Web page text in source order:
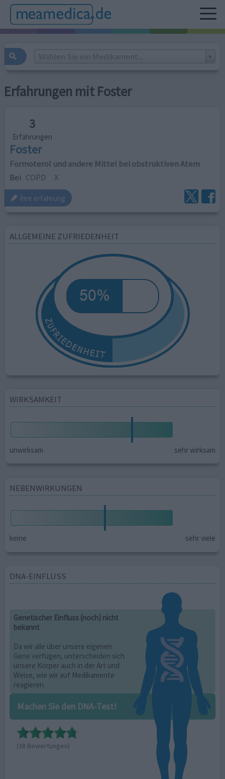
Wählen Sie ein Medikament...
Erfahrungen mit Foster
3
Erfahrungen
Foster
Formoterol und andere Mittel bei obstruktiven Atem
Bei COPD X
ihre erfahrung
ALLGEMEINE ZUFRIEDENHEIT
WIRKSAMKEIT
unwirksam sehr wirksam
NEBENWIRKUNGEN
keine sehr viele
DNA-EINFLUSS
Genetischer Einfluss (noch) nicht
bekannt
Da wir alle über unsere eigenen
Gene verfügen, unterscheiden sich
unsere Körper auch in der Art und
Weise, wie wir auf Medikamente
reagieren.
Machen Sie den DNA-Test!
(38 Bewertungen)